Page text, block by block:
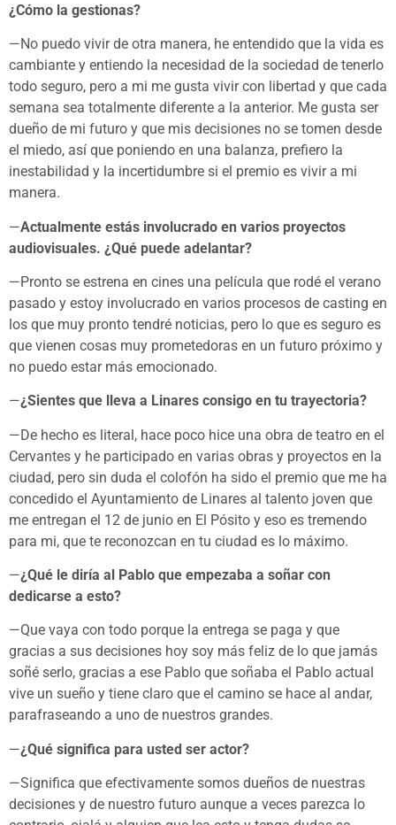
¿Cómo la gestionas?
—No puedo vivir de otra manera, he entendido que la vida es
cambiante y entiendo la necesidad de la sociedad de tenerlo
todo seguro, pero a mi me gusta vivir con libertad y que cada
semana sea totalmente diferente a la anterior. Me gusta ser
dueño de mi futuro y que mis decisiones no se tomen desde
el miedo, así que poniendo en una balanza, prefiero la
inestabilidad y la incertidumbre si el premio es vivir a mi
manera.
—Actualmente estás involucrado en varios proyectos
audiovisuales. ¿Qué puede adelantar?
—Pronto se estrena en cines una película que rodé el verano
pasado y estoy involucrado en varios procesos de casting en
los que muy pronto tendré noticias, pero lo que es seguro es
que vienen cosas muy prometedoras en un futuro próximo y
no puedo estar más emocionado.
—¿Sientes que lleva a Linares consigo en tu trayectoria?
—De hecho es literal, hace poco hice una obra de teatro en el
Cervantes y he participado en varias obras y proyectos en la
ciudad, pero sin duda el colofón ha sido el premio que me ha
concedido el Ayuntamiento de Linares al talento joven que
me entregan el 12 de junio en El Pósito y eso es tremendo
para mi, que te reconozcan en tu ciudad es lo máximo.
—¿Qué le diría al Pablo que empezaba a soñar con
dedicarse a esto?
—Que vaya con todo porque la entrega se paga y que
gracias a sus decisiones hoy soy más feliz de lo que jamás
soñé serlo, gracias a ese Pablo que soñaba el Pablo actual
vive un sueño y tiene claro que el camino se hace al andar,
parafraseando a uno de nuestros grandes.
—¿Qué significa para usted ser actor?
—Significa que efectivamente somos dueños de nuestras
decisiones y de nuestro futuro aunque a veces parezca lo